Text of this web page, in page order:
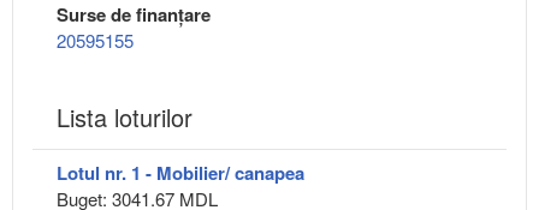
Surse de finanțare
20595155
Lista loturilor
Lotul nr. 1 - Mobilier/ canapea
Buget: 3041.67 MDL